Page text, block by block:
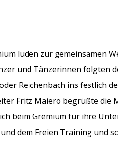
luden zur gemeinsamen
und Tänzerinnen folgten
Reichenbach ins festlich
Fritz Maiero begrüßte die
beim Gremium für ihre
dem Freien Training und